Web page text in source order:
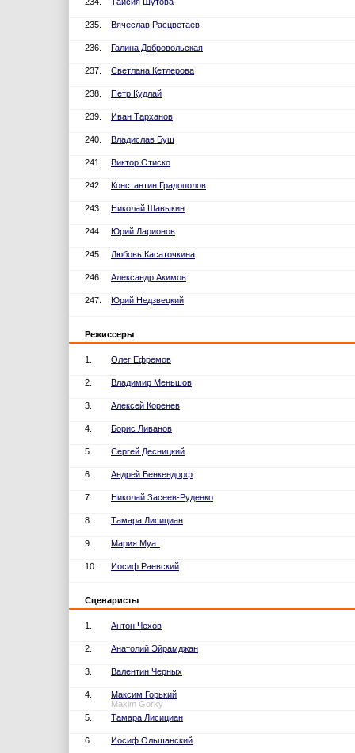
235. Вячеслав Расцветаев
236. Галина Добровольская
237. Светлана Кетлерова
238. Петр Кудлай
239. Иван Тарханов
240. Владислав Буш
241. Виктор Отиско
242. Константин Градополов
243. Николай Шавыкин
244. Юрий Ларионов
245. Любовь Касаточкина
246. Александр Акимов
247. Юрий Недзвецкий
Режиссеры
1. Олег Ефремов
2. Владимир Меньшов
3. Алексей Коренев
4. Борис Ливанов
5. Сергей Десницкий
6. Андрей Бенкендорф
7. Николай Засеев-Руденко
8. Тамара Лисициан
9. Мария Муат
10. Иосиф Раевский
Сценаристы
1. Антон Чехов
2. Анатолий Эйрамджан
3. Валентин Черных
4.
Максим Горький
Maxim Gorky
5.
Тамара Лисициан
6. Иосиф Ольшанский